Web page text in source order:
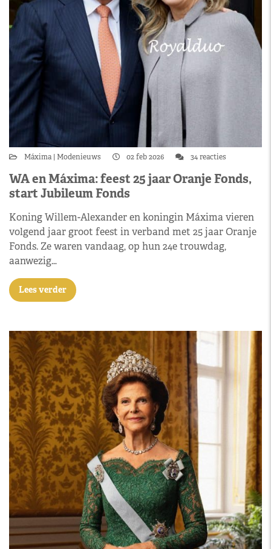
Máxima Modenieuws 02 feb 2026 34 reacties
WA en Máxima: feest 25 jaar Oranje Fonds,
start Jubileum Fonds
Koning Willem-Alexander en koningin Máxima vieren
volgend jaar groot feest in verband met 25 jaar Oranje
Fonds. Ze waren vandaag, op hun 24e trouwdag,
aanwezig…
Lees verder